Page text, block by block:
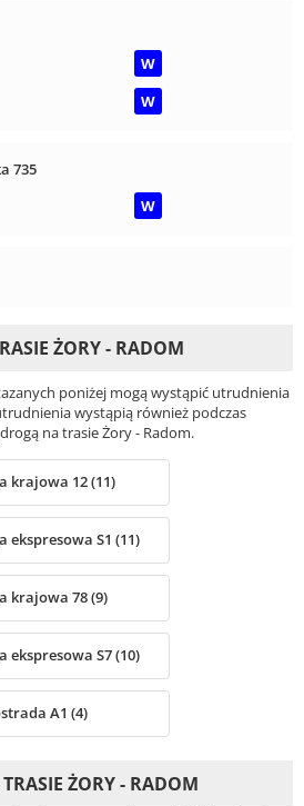
W
W
735
W
ŻORY - RADOM
poniżej mogą wystąpić utrudnienia
wystąpią również podczas
na trasie Żory - Radom.
krajowa 12 (11)
S1 (11)
krajowa 78 (9)
S7 (10)
A1 (4)
ŻORY - RADOM